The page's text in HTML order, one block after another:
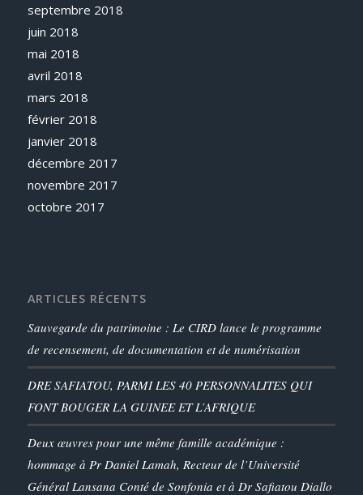
septembre 2018
juin 2018
mai 2018
avril 2018
mars 2018
février 2018
janvier 2018
décembre 2017
novembre 2017
octobre 2017
ARTICLES RÉCENTS
Sauvegarde du patrimoine : Le CIRD lance le programme
de recensement, de documentation et de numérisation
DRE SAFIATOU, PARMI LES 40 PERSONNALITES QUI
FONT BOUGER LA GUINEE ET L’AFRIQUE
Deux œuvres pour une même famille académique :
hommage à Pr Daniel Lamah, Recteur de l’Université
Général Lansana Conté de Sonfonia et à Dr Safiatou Diallo